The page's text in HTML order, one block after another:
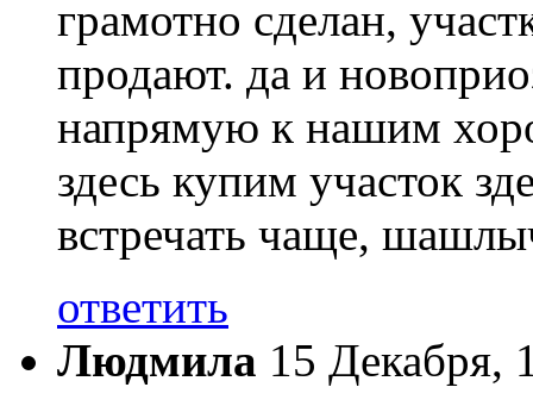
грамотно сделан,
продают. да и
напрямую к нашим
здесь купим участок
встречать чаще,
ответить
Людмила 15 Декабря,